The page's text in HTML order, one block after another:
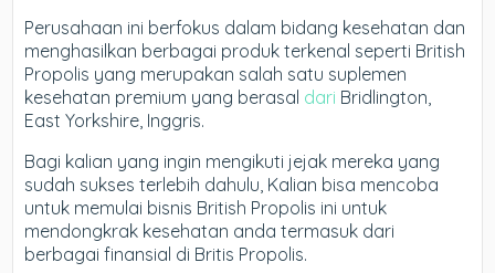
Perusahaan ini berfokus dalam bidang kesehatan dan
menghasilkan berbagai produk terkenal seperti British
Propolis yang merupakan salah satu suplemen
kesehatan premium yang berasal dari Bridlington,
East Yorkshire, Inggris.
Bagi kalian yang ingin mengikuti jejak mereka yang
sudah sukses terlebih dahulu, Kalian bisa mencoba
untuk memulai bisnis British Propolis ini untuk
mendongkrak kesehatan anda termasuk dari
berbagai finansial di Britis Propolis.